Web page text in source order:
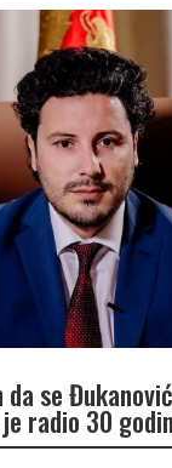
da se
radio 30